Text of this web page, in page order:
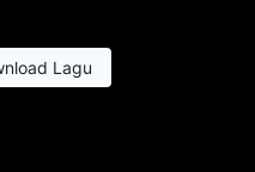
Lagu